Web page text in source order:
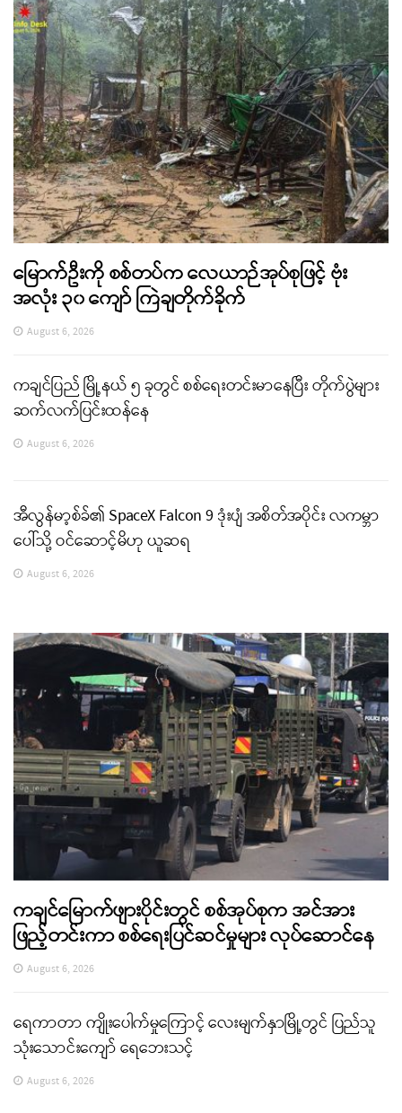
မြောက်ဦးကို စစ်တပ်က လေယာဉ်အုပ်စုဖြင့် ဗုံး
အလုံး ၃၀ ကျော် ကြဲချတိုက်ခိုက်
August 6, 2026
ကချင်ပြည် မြို့နယ် ၅ ခုတွင် စစ်ရေးတင်းမာနေပြီး တိုက်ပွဲများ
ဆက်လက်ပြင်းထန်နေ
August 6, 2026
အီလွန်မာ့စ်ခ်၏ SpaceX Falcon 9 ဒုံးပျံ အစိတ်အပိုင်း လကမ္ဘာ
ပေါ်သို့ ဝင်ဆောင့်မိဟု ယူဆရ
August 6, 2026
ကချင်မြောက်ဖျားပိုင်းတွင် စစ်အုပ်စုက အင်အား
ဖြည့်တင်းကာ စစ်ရေးပြင်ဆင်မှုများ လုပ်ဆောင်နေ
August 6, 2026
ရေကာတာ ကျိုးပေါက်မှုကြောင့် လေးမျက်နှာမြို့တွင် ပြည်သူ
သုံးသောင်းကျော် ရေဘေးသင့်
August 6, 2026